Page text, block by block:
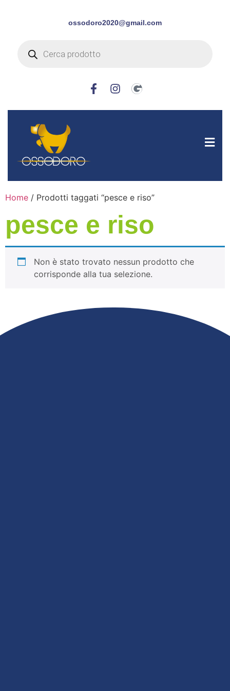
ossodoro2020@gmail.com
Home / Prodotti taggati “pesce e riso”
pesce e riso
Non è stato trovato nessun prodotto che
corrisponde alla tua selezione.